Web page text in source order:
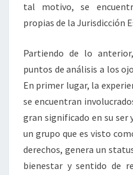
tal motivo, se
propias de la Jurisdicción
Partiendo de lo
puntos de análisis a los
En primer lugar, la
se encuentran
gran significado en su ser
un grupo que es visto
derechos, genera un
bienestar y sentido de